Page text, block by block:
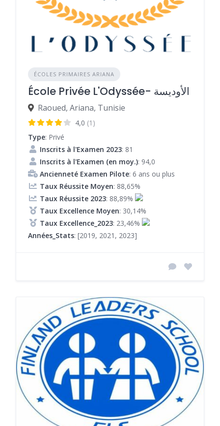
ÉCOLES PRIMAIRES ARIANA
École Privée L'Odyssée- الأوديسة
Raoued, Ariana, Tunisie
4,0 (1)
Type: Privé
Inscrits à l'Examen 2023: 81
Inscrits à l'Examen (en moy.): 94,0
Ancienneté Examen Pilote: 6 ans ou plus
Taux Réussite Moyen: 88,65%
Taux Réussite 2023: 88,89%
Taux Excellence Moyen: 30,14%
Taux Excellence_2023: 23,46%
Années_Stats: [2019, 2021, 2023]